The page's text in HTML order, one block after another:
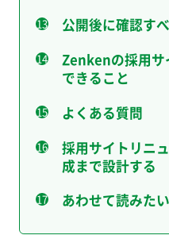
公開後に確認す
Zenkenの採用サ
できること
よくある質問
採用サイトリニ
成まで設計する
あわせて読みた